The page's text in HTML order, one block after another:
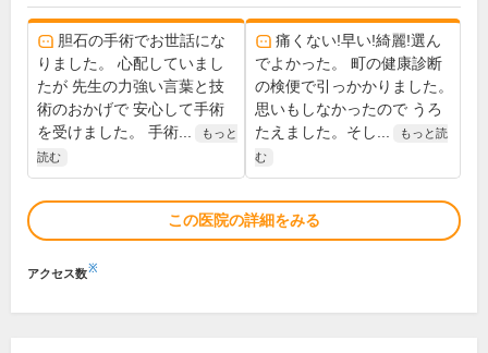
胆石の手術でお世話にな
りました。 心配していまし
たが 先生の力強い言葉と技
術のおかげで 安心して手術
を受けました。 手術...
もっと
読む
痛くない!早い!綺麗!選ん
でよかった。 町の健康診断
の検便で引っかかりました。
思いもしなかったので うろ
たえました。そし...
もっと読
む
この医院の詳細をみる
アクセス数※